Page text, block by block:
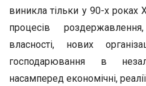
виникла тільки у 90-х роках
процесів
власності, нових
господарювання в
насамперед економічні,